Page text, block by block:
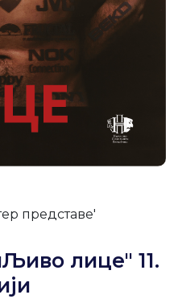
представе'
лице" 11.